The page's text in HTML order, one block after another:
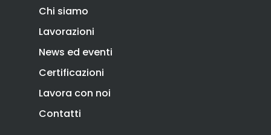
Chi siamo
Lavorazioni
News ed eventi
Certificazioni
Lavora con noi
Contatti